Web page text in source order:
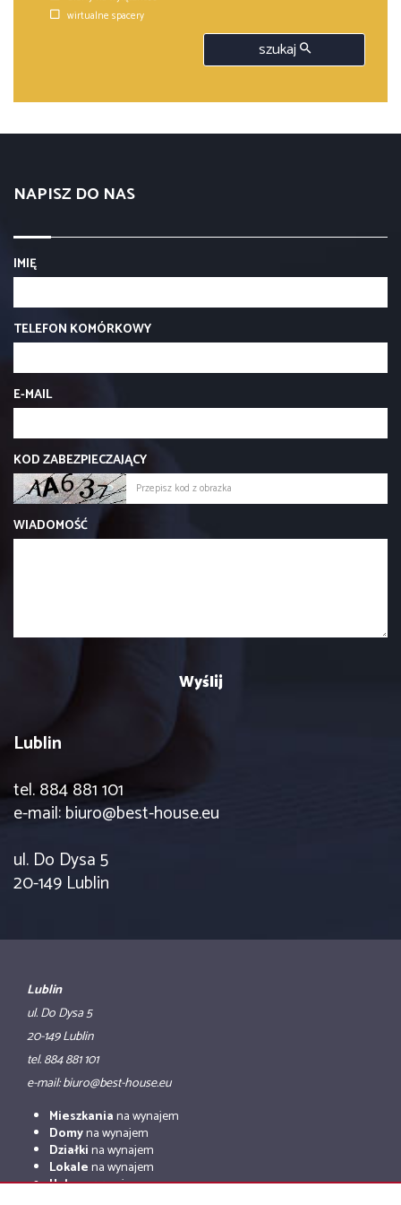
wirtualne spacery
szukaj
NAPISZ DO NAS
IMIĘ
TELEFON KOMÓRKOWY
E-MAIL
KOD ZABEZPIECZAJĄCY
WIADOMOŚĆ
Lublin
tel. 884 881 101
e-mail: biuro@best-house.eu
ul. Do Dysa 5
20-149 Lublin
Lublin
ul. Do Dysa 5
20-149 Lublin
tel. 884 881 101
e-mail: biuro@best-house.eu
Mieszkaniana wynajem
Domyna wynajem
Działkina wynajem
Lokalena wynajem
Halena wynajem